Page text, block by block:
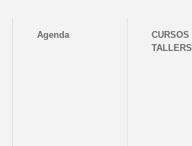
Agenda
CURSOS I
TALLERS